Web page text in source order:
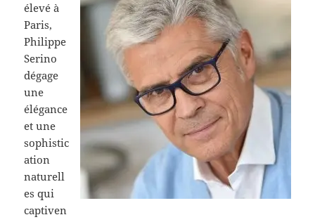
élevé à
Paris,
Philippe
Serino
dégage
une
élégance
et une
sophistic
ation
naturell
es qui
captiven